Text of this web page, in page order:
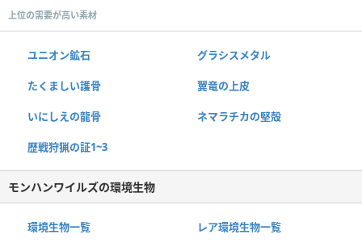
上位の需要が高い素材
ユニオン鉱石 グラシスメタル
たくましい護骨 翼竜の上皮
いにしえの龍骨 ネマラチカの堅殻
歴戦狩猟の証1~3
モンハンワイルズの環境生物
環境生物一覧 レア環境生物一覧